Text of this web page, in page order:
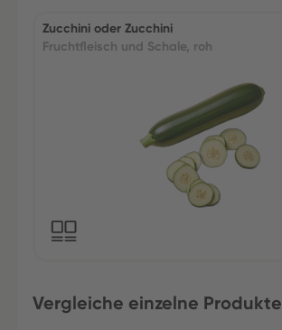
Zucchini oder Zucchini
Fruchtfleisch und Schale, roh
Vergleiche einzelne Produkte